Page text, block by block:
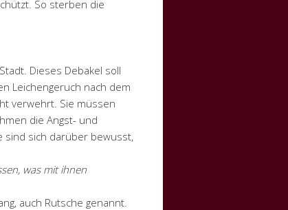
So sterben die
Dieses Debakel soll
Leichengeruch nach dem
verwehrt. Sie müssen
die Angst- und
sind sich darüber bewusst,
was mit ihnen
auch Rutsche genannt.